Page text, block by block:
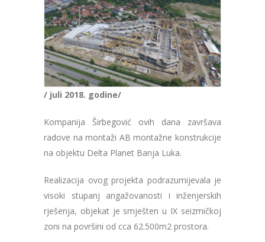
/ juli 2018. godine/
Kompanija Širbegović ovih dana završava
radove na montaži AB montažne konstrukcije
na objektu Delta Planet Banja Luka.
Realizacija ovog projekta podrazumijevala je
visoki stupanj angažovanosti i inženjerskih
rješenja, objekat je smješten u IX seizmičkoj
zoni na površini od cca 62.500m2 prostora.